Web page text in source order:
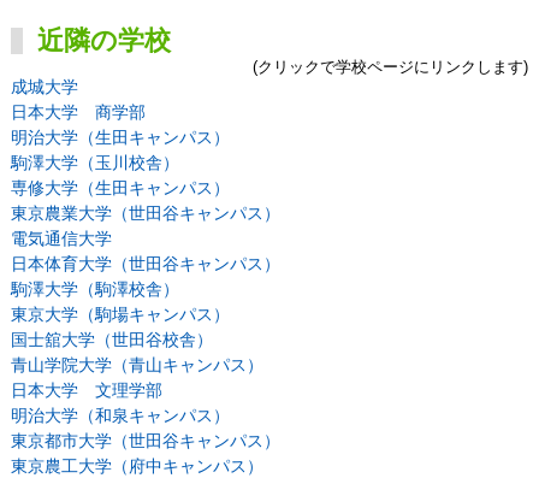
近隣の学校
(クリックで学校ページにリンクします)
成城大学
日本大学 商学部
明治大学（生田キャンパス）
駒澤大学（玉川校舎）
専修大学（生田キャンパス）
東京農業大学（世田谷キャンパス）
電気通信大学
日本体育大学（世田谷キャンパス）
駒澤大学（駒澤校舎）
東京大学（駒場キャンパス）
国士舘大学（世田谷校舎）
青山学院大学（青山キャンパス）
日本大学 文理学部
明治大学（和泉キャンパス）
東京都市大学（世田谷キャンパス）
東京農工大学（府中キャンパス）